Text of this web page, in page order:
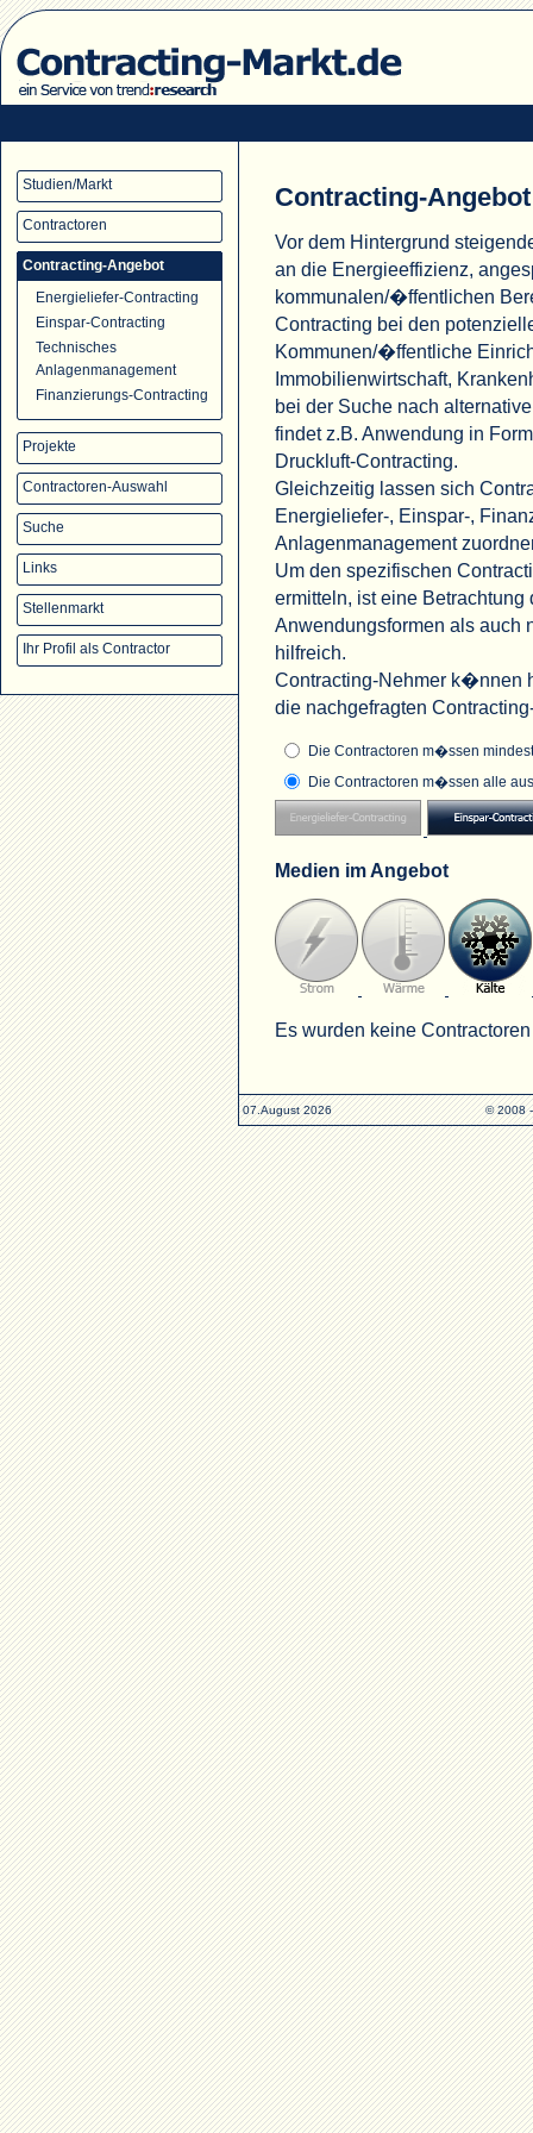
Studien/Markt
Contractoren
Contracting-Angebot
Energieliefer-Contracting
Einspar-Contracting
Technisches
Anlagenmanagement
Finanzierungs-Contracting
Projekte
Contractoren-Auswahl
Suche
Links
Stellenmarkt
Ihr Profil als Contractor
Contracting-Angebot
Vor dem Hintergrund
an die Energieeffizienz,
kommunalen/�ffentlichen
Contracting bei den
Kommunen/�ffentliche
Immobilienwirtschaft,
bei der Suche nach
findet z.B. Anwendung in
Druckluft-Contracting.
Gleichzeitig lassen sich
Energieliefer-, Einspar-,
Anlagenmanagement
Um den spezifischen
ermitteln, ist eine
Anwendungsformen als auch
hilfreich.
Contracting-Nehmer k�nnen
die nachgefragten
Die Contractoren m�ssen
Die Contractoren m�ssen alle
Medien im Angebot
Es wurden keine
07.August 2026 © 2008